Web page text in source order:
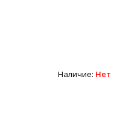
Наличие: Нет